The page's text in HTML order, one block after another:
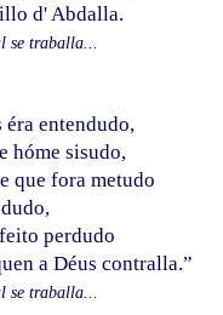
d' Abdalla.
se traballa...
entendudo,
hóme sisudo,
que fora metudo
perdudo
a Déus contralla.”
se traballa...